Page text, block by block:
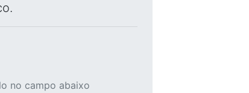
no campo abaixo